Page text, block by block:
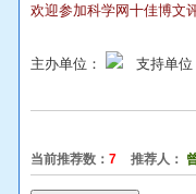
欢迎参加科学网十佳博文
主办单位： 支持单位
当前推荐数： 7 推荐人：